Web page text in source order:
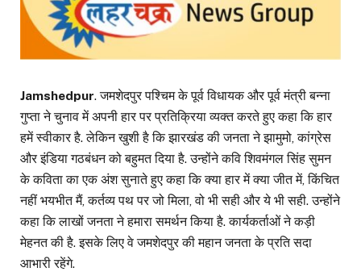
Jamshedpur. जमशेदपुर पश्चिम के पूर्व विधायक और पूर्व मंत्री बन्ना
गुप्ता ने चुनाव में अपनी हार पर प्रतिक्रिया व्यक्त करते हुए कहा कि हार
हमें स्वीकार है. लेकिन खुशी है कि झारखंड की जनता ने झामुमो, कांग्रेस
और इंडिया गठबंधन को बहुमत दिया है. उन्होंने कवि शिवमंगल सिंह सुमन
के कविता का एक अंश सुनाते हुए कहा कि क्या हार में क्या जीत में, किंचित
नहीं भयभीत मैं, कर्तव्य पथ पर जो मिला, वो भी सही और ये भी सही. उन्होंने
कहा कि लाखों जनता ने हमारा समर्थन किया है. कार्यकर्ताओं ने कड़ी
मेहनत की है. इसके लिए वे जमशेदपुर की महान जनता के प्रति सदा
आभारी रहेंगे.